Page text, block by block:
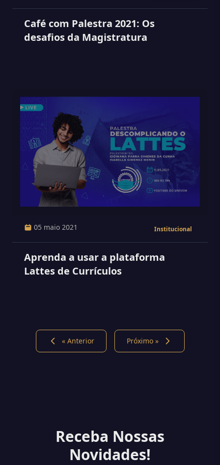
Café com Palestra 2021: Os
desafios da Magistratura
05 maio 2021 Institucional
Aprenda a usar a plataforma
Lattes de Currículos
« Anterior Próximo »
Receba Nossas
Novidades!